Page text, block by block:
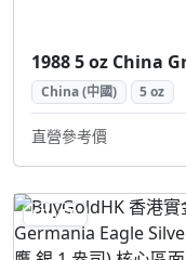
China (中國) 5 oz
直營參考價
SILVER